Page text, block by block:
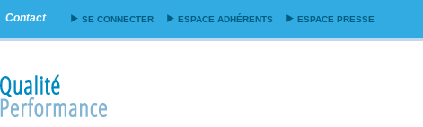
contenu
principal
Contact SE CONNECTER ESPACE ADHÉRENTS ESPACE PRESSE